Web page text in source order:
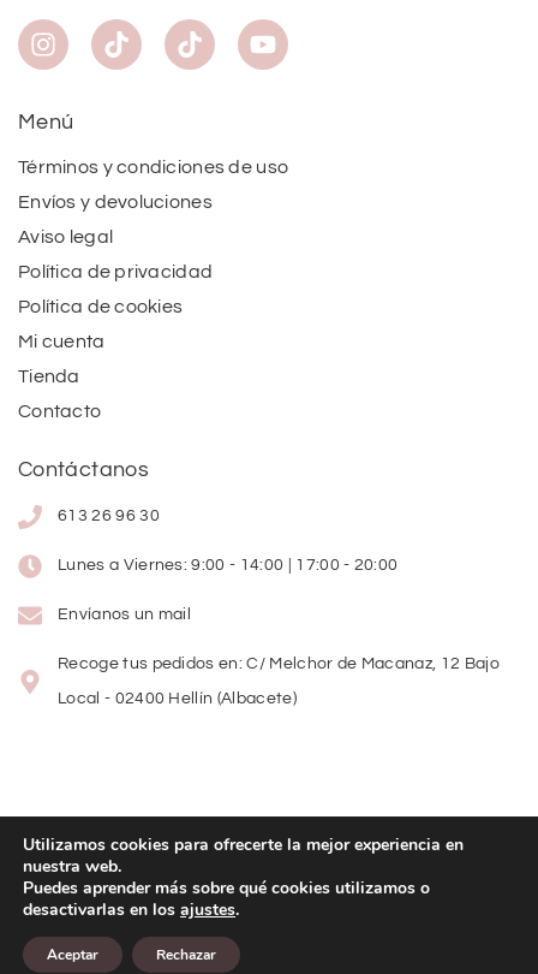
Menú
Términos y condiciones de uso
Envíos y devoluciones
Aviso legal
Política de privacidad
Política de cookies
Mi cuenta
Tienda
Contacto
Contáctanos
613 26 96 30
Lunes a Viernes: 9:00 - 14:00 | 17:00 - 20:00
Envíanos un mail
Recoge tus pedidos en: C/ Melchor de Macanaz, 12 Bajo
Local - 02400 Hellín (Albacete)
Copyright© 2026Lolitas Moda
Diseño web:
Utilizamos cookies para ofrecerte la mejor experiencia en
nuestra web.
Puedes aprender más sobre qué cookies utilizamos o
desactivarlas en los ajustes.
Aceptar Rechazar